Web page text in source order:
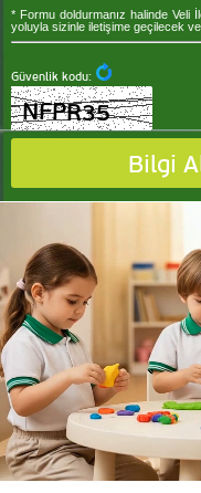
* Formu doldurmanız halinde Veli
yoluyla sizinle iletişime geçilecek
Güvenlik kodu: